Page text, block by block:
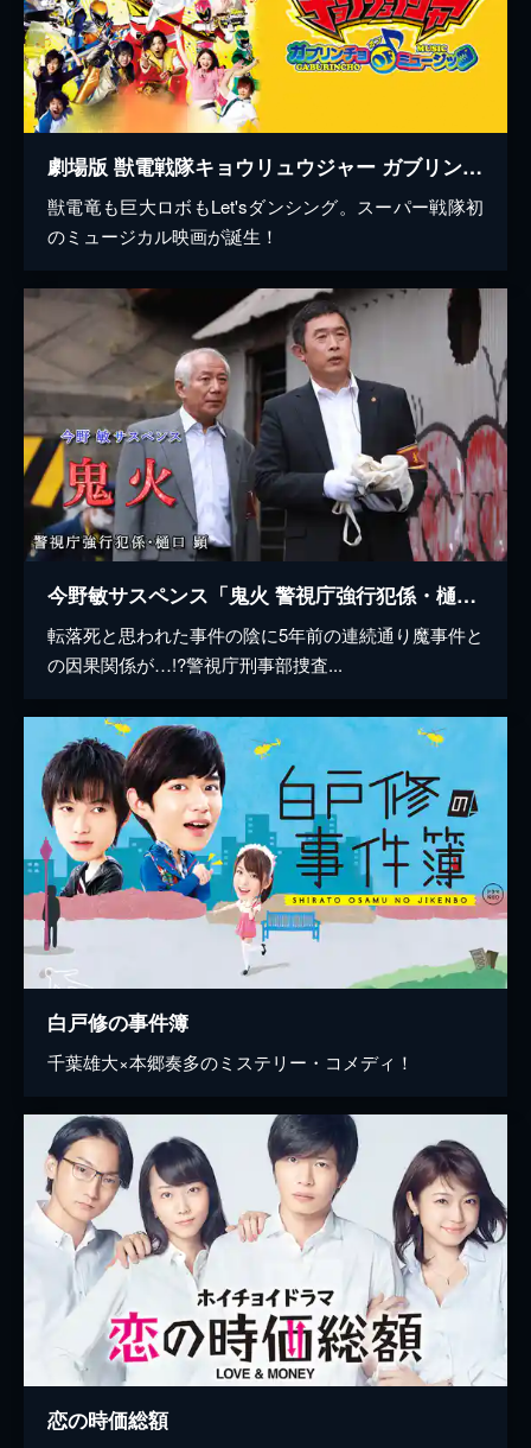
劇場版 獣電戦隊キョウリュウジャー ガブリンチョ・オブ・ミュージック
獣電竜も巨大ロボもLet'sダンシング。スーパー戦隊初
のミュージカル映画が誕生！
今野敏サスペンス「鬼火 警視庁強行犯係・樋口顕」
転落死と思われた事件の陰に5年前の連続通り魔事件と
の因果関係が…!?警視庁刑事部捜査...
白戸修の事件簿
千葉雄大×本郷奏多のミステリー・コメディ！
恋の時価総額